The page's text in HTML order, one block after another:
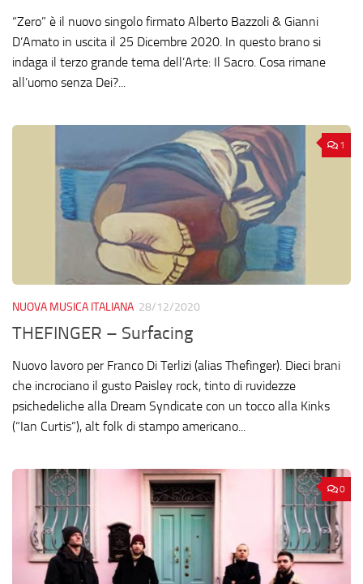
“Zero” è il nuovo singolo firmato Alberto Bazzoli & Gianni
D’Amato in uscita il 25 Dicembre 2020. In questo brano si
indaga il terzo grande tema dell’Arte: Il Sacro. Cosa rimane
all’uomo senza Dei?...
1
NUOVA MUSICA ITALIANA 28/12/2020
THEFINGER – Surfacing
Nuovo lavoro per Franco Di Terlizi (alias Thefinger). Dieci brani
che incrociano il gusto Paisley rock, tinto di ruvidezze
psichedeliche alla Dream Syndicate con un tocco alla Kinks
(“Ian Curtis”), alt folk di stampo americano...
0